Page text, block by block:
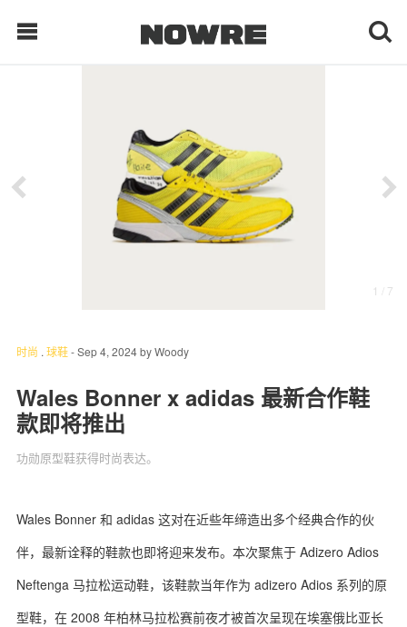
现客视点
每日栏目
生 活
科 技
1 / 7
时尚 . 球鞋-Sep 4, 2024byWoody
Wales Bonner x adidas 最新合作鞋
款即将推出
功勋原型鞋获得时尚表达。
Wales Bonner 和 adidas 这对在近些年缔造出多个经典合作的伙
伴，最新诠释的鞋款也即将迎来发布。本次聚焦于 Adizero Adios
Neftenga 马拉松运动鞋，该鞋款当年作为 adizero Adios 系列的原
型鞋，在 2008 年柏林马拉松赛前夜才被首次呈现在埃塞俄比亚长